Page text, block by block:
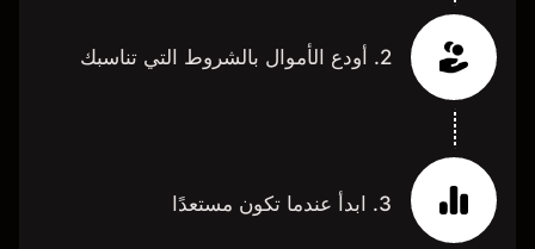
2. أودع الأموال بالشروط التي تناسبك
3. ابدأ عندما تكون مستعدًا